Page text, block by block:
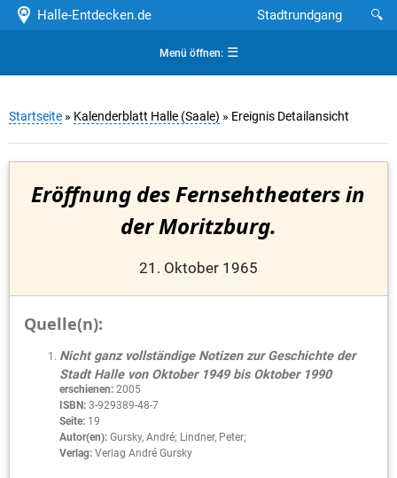
Halle-Entdecken.de 🔍
Stadtrundgang
Menü öffnen:☰
Startseite » Kalenderblatt Halle (Saale) » Ereignis Detailansicht
Eröffnung des Fernsehtheaters in
der Moritzburg.
21. Oktober 1965
Quelle(n):
Nicht ganz vollständige Notizen zur Geschichte der
Stadt Halle von Oktober 1949 bis Oktober 1990
erschienen: 2005
ISBN: 3-929389-48-7
Seite: 19
Autor(en): Gursky, André; Lindner, Peter;
Verlag: Verlag André Gursky